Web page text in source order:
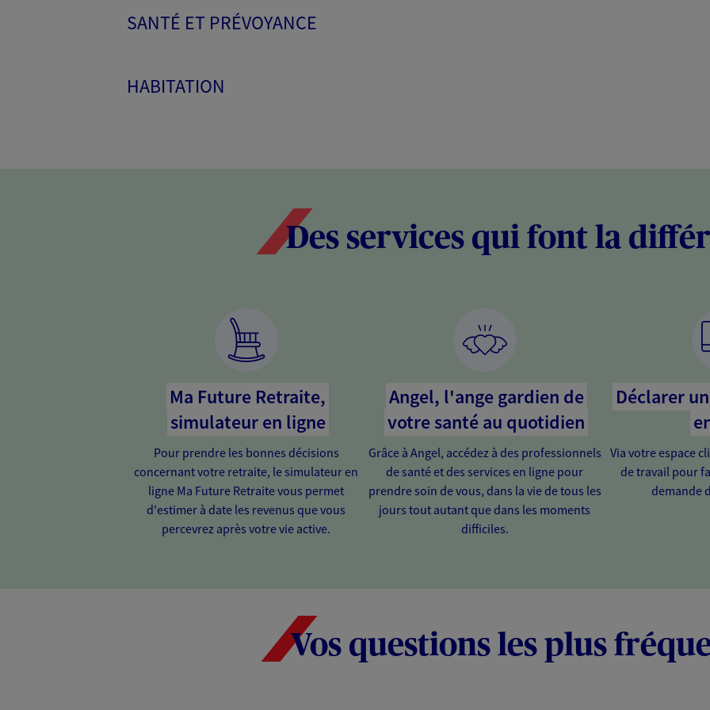
SANTÉ ET PRÉVOYANCE
HABITATION
Des services qui font la
Ma Future Retraite,
simulateur en ligne
Pour prendre les bonnes décisions
concernant votre retraite, le simulateur en
ligne Ma Future Retraite vous permet
d'estimer à date les revenus que vous
percevrez après votre vie active.
Angel, l'ange gardien de
votre santé au quotidien
Grâce à Angel, accédez à des professionnels
de santé et des services en ligne pour
prendre soin de vous, dans la vie de tous les
jours tout autant que dans les moments
difficiles.
Déclarer
Via votre espace
de travail pour
demande
Vos questions les plus